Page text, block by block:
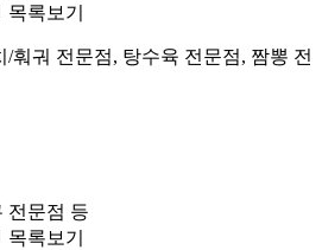
목록보기
훠궈 전문점, 탕수육 전문점, 짬뽕 전
전문점 등
목록보기